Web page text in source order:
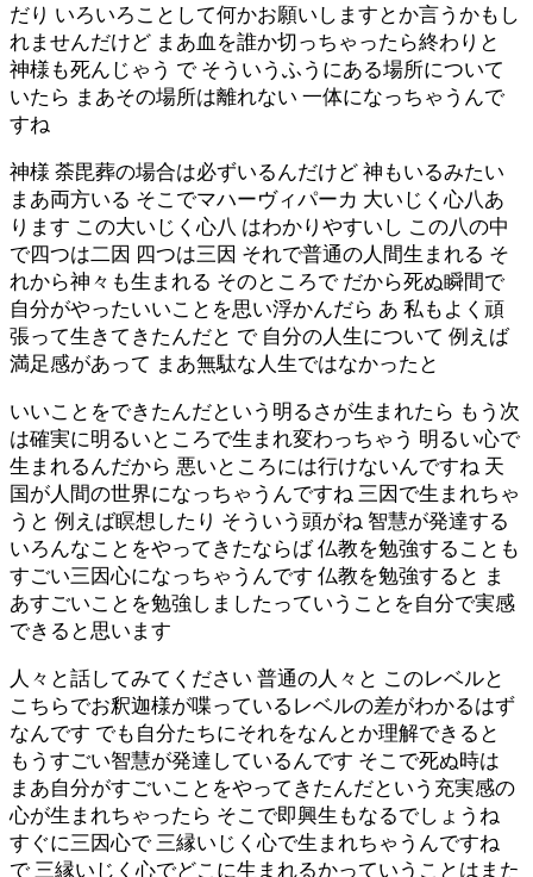
だり いろいろことして何かお願いしますとか言うかもし
れませんだけど まあ血を誰か切っちゃったら終わりと
神様も死んじゃう で そういうふうにある場所について
いたら まあその場所は離れない 一体になっちゃうんで
すね
神様 荼毘葬の場合は必ずいるんだけど 神もいるみたい
まあ両方いる そこでマハーヴィパーカ 大いじく心八あ
ります この大いじく心八 はわかりやすいし この八の中
で四つは二因 四つは三因 それで普通の人間生まれる そ
れから神々も生まれる そのところで だから死ぬ瞬間で
自分がやったいいことを思い浮かんだら あ 私もよく頑
張って生きてきたんだと で 自分の人生について 例えば
満足感があって まあ無駄な人生ではなかったと
いいことをできたんだという明るさが生まれたら もう次
は確実に明るいところで生まれ変わっちゃう 明るい心で
生まれるんだから 悪いところには行けないんですね 天
国が人間の世界になっちゃうんですね 三因で生まれちゃ
うと 例えば瞑想したり そういう頭がね 智慧が発達する
いろんなことをやってきたならば 仏教を勉強することも
すごい三因心になっちゃうんです 仏教を勉強すると ま
あすごいことを勉強しましたっていうことを自分で実感
できると思います
人々と話してみてください 普通の人々と このレベルと
こちらでお釈迦様が喋っているレベルの差がわかるはず
なんです でも自分たちにそれをなんとか理解できると
もうすごい智慧が発達しているんです そこで死ぬ時は
まあ自分がすごいことをやってきたんだという充実感の
心が生まれちゃったら そこで即興生もなるでしょうね
すぐに三因心で 三縁いじく心で生まれちゃうんですね
で 三縁いじく心でどこに生まれるかっていうことはまた